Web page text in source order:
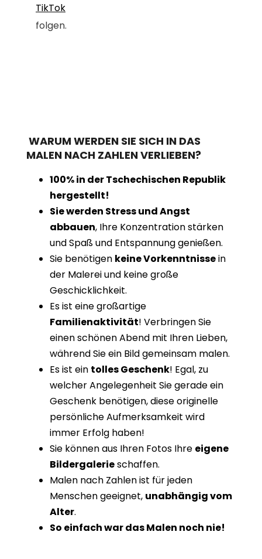
TikTok
folgen.
WARUM WERDEN SIE SICH IN DAS
MALEN NACH ZAHLEN VERLIEBEN?
100% in der Tschechischen Republik
hergestellt!
Sie werden Stress und Angst
abbauen, Ihre Konzentration stärken
und Spaß und Entspannung genießen.
Sie benötigen keine Vorkenntnissein
der Malerei und keine große
Geschicklichkeit.
Es ist eine großartige
Familienaktivität! Verbringen Sie
einen schönen Abend mit Ihren Lieben,
während Sie ein Bild gemeinsam malen.
Es ist ein tolles Geschenk! Egal, zu
welcher Angelegenheit Sie gerade ein
Geschenk benötigen, diese originelle
persönliche Aufmerksamkeit wird
immer Erfolg haben!
Sie können aus Ihren Fotos Ihre eigene
Bildergalerieschaffen.
Malen nach Zahlen ist für jeden
Menschen geeignet, unabhängig vom
Alter.
So einfach war das Malen noch nie!